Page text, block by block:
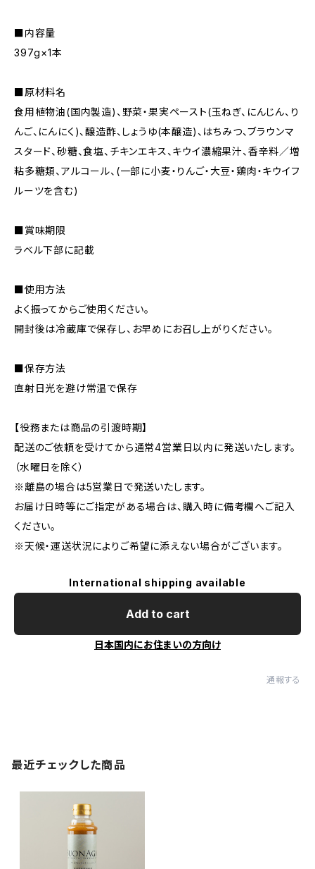
■内容量
397g×1本
■原材料名
食用植物油(国内製造)、野菜・果実ペースト(玉ねぎ、にんじん、り
んご、にんにく)、醸造酢、しょうゆ(本醸造)、はちみつ、ブラウンマ
スタード、砂糖、食塩、チキンエキス、キウイ濃縮果汁、香辛料／増
粘多糖類、アルコール、(一部に小麦・りんご・大豆・鶏肉・キウイフ
ルーツを含む)
■賞味期限
ラベル下部に記載
■使用方法
よく振ってからご使用ください。
開封後は冷蔵庫で保存し、お早めにお召し上がりください。
■保存方法
直射日光を避け常温で保存
【役務または商品の引渡時期】
配送のご依頼を受けてから通常4営業日以内に発送いたします。
（水曜日を除く）
※離島の場合は5営業日で発送いたします。
お届け日時等にご指定がある場合は、購入時に備考欄へご記入
ください。
※天候・運送状況によりご希望に添えない場合がございます。
International shipping available
Add to cart
日本国内にお住まいの方向け
通報する
最近チェックした商品